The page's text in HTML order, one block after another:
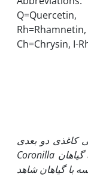
Ch=Chrysin, I-
کاغذی دو بعدی
Coronilla
با گیاهان شاهد